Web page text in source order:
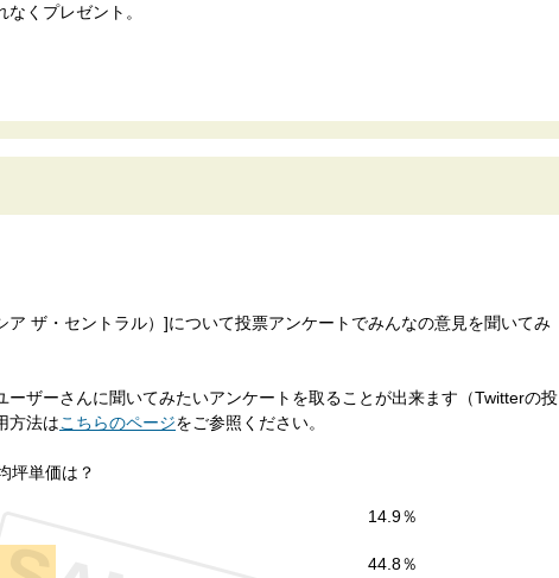
くプレゼント。
ア ザ・セントラル）]について投票アンケートでみんなの意見を聞いてみ
ーザーさんに聞いてみたいアンケートを取ることが出来ます（Twitterの投
方法はこちらのページをご参照ください。
坪単価は？
14.9％
44.8％